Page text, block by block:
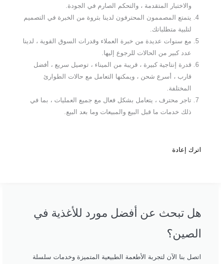
والاختبار المتقدمة ، والتحكم الصارم في الجودة.
يتمتع المصممون المحترفون لدينا بثروة من الخبرة في التصميم
لتلبية متطلباتك.
مع سنوات عديدة من خبرة العملاء وقدرات السوق القوية ، لدينا
عدد كبير من الحالات للرجوع إليها.
قدرة إنتاجية كبيرة ، قريبة من الميناء ، توصيل سريع ، أفضل
قارب ، أسرع شحن ، ويمكنها التعامل مع حالات الطوارئ
المختلفة.
تاجر محترف ، يتعامل بشكل فعال مع جميع العمليات ، بما في
ذلك خدمات ما قبل البيع والمبيعات وما بعد البيع.
اترك إعادة
هل تبحث عن أفضل مورد للأغذية في
الصين؟
اتصل بنا الآن لتجربة الأطعمة الطبيعية المتميزة وخدمات سلسلة